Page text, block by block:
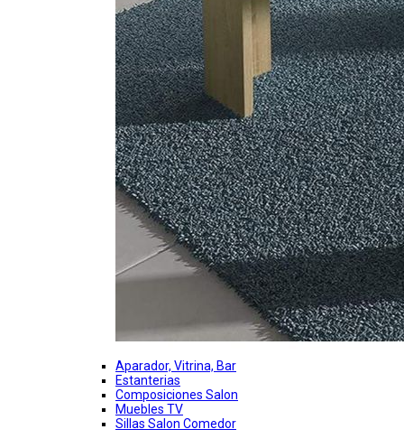
Aparador, Vitrina, Bar
Estanterias
Composiciones Salon
Muebles TV
Sillas Salon Comedor